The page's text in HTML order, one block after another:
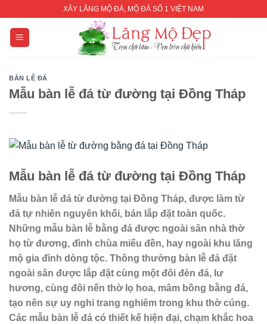
content
XÂY LĂNG MỘ ĐÁ, MỘ ĐÁ SỐ 1 VIỆT NAM
BÀN LỄ ĐÁ
Mẫu bàn lễ đá từ đường tại Đồng Tháp
Mẫu bàn lễ đá từ đường tại Đồng Tháp
Mẫu bàn lễ đá từ đường tại Đồng Tháp, được làm từ
đá tự nhiên nguyên khối, bán lắp đặt toàn quốc.
Những mẫu bàn lễ bằng đá được ngoài sân nhà thờ
họ từ đương, đình chùa miếu đền, hay ngoài khu lăng
mộ gia đình dòng tộc. Thông thường bàn lễ đá đặt
ngoài sân được lắp đặt cùng một đôi đèn đá, lư
hương, cùng đôi nến thờ lọ hoa, mâm bồng bằng đá,
tạo nên sự uy nghi trang nghiêm trong khu thờ cúng.
Các mẫu bàn lễ đá có thiết kế hiện đại, chạm khắc hoa